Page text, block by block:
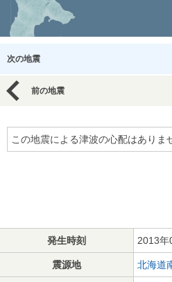
次の地震
前の地震
この地震による津波の心配はありま
発生時刻 2013年
震源地 北海道